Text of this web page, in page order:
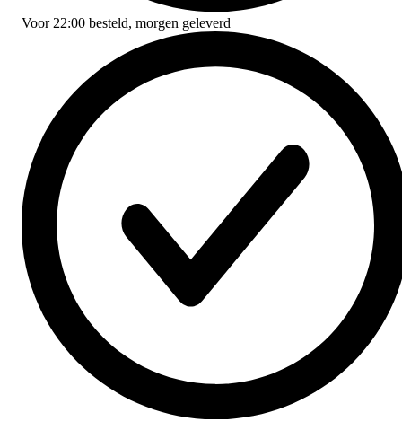
Voor 22:00 besteld, morgen geleverd